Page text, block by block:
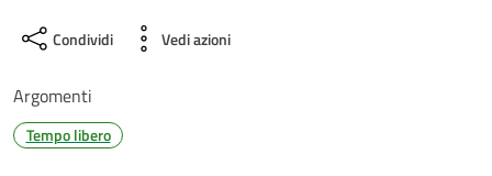
Condividi Vedi azioni
Argomenti
Tempo libero